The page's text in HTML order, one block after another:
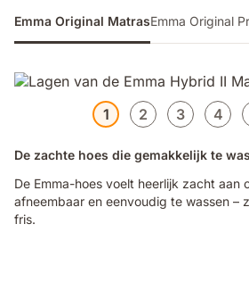
Emma Original MatrasEmma Original
1 2 3 4
De zachte hoes die gemakkelijk te
De Emma-hoes voelt heerlijk zacht aan
afneembaar en eenvoudig te wassen –
fris.